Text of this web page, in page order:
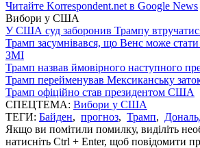
Читайте Korrespondent.net в Google News
Вибори у США
У США суд заборонив Трампу
Трамп засумнівався, що Венс може
ЗМІ
Трамп назвав ймовірного наступного
Трамп перейменував Мексиканську
Трамп офіційно став президентом США
СПЕЦТЕМА: Вибори у США
ТЕГИ: Байден, прогноз, Трамп,
Якщо ви помітили помилку, виділіть
натисніть Ctrl + Enter, щоб повідомити